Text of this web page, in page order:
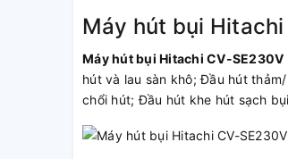
Máy hút bụi
Máy hút bụi Hitachi CV-SE230V
hút và lau sàn khô; Đầu hút
chổi hút; Đầu hút khe hút sạch